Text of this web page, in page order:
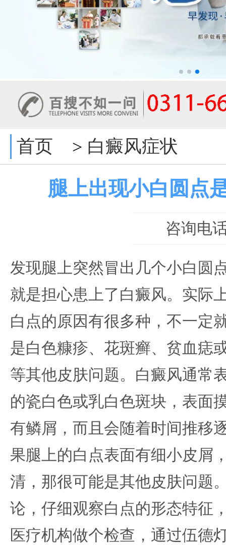
首页 > 白癜风症状
腿上出现小白圆点
咨询电
发现腿上突然冒出几个小白圆
就是担心患上了白癜风。实际
白点的原因有很多种，不一定
是白色糠疹、花斑癣、贫血痣
等其他皮肤问题。白癜风通常
的瓷白色或乳白色斑块，表面
有鳞屑，而且会随着时间推移
果腿上的白点表面有细小皮屑
清，那很可能是其他皮肤问题
论，仔细观察白点的形态特征
医疗机构做个检查，通过伍德